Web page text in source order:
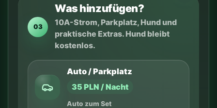
03
Was hinzufügen?
10A-Strom, Parkplatz, Hund und
praktische Extras. Hund bleibt
kostenlos.
Auto / Parkplatz
35 PLN / Nacht
Auto zum Set